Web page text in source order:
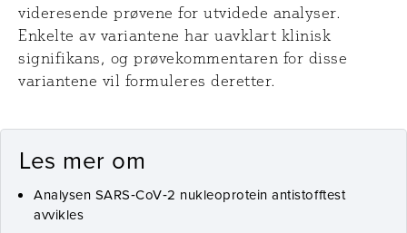
videresende prøvene for utvidede analyser.
Enkelte av variantene har uavklart klinisk
signifikans, og prøvekommentaren for disse
variantene vil formuleres deretter.
Les mer om
Analysen SARS‑CoV‑2 nukleoprotein antistofftest
avvikles